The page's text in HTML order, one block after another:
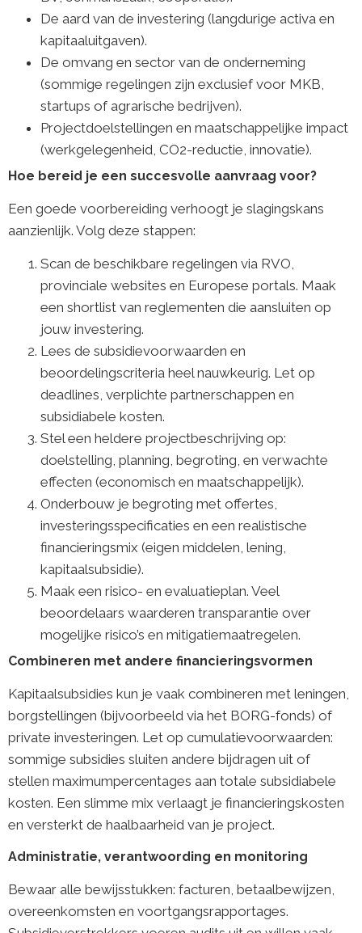
De aard van de investering (langdurige activa en
kapitaaluitgaven).
De omvang en sector van de onderneming
(sommige regelingen zijn exclusief voor MKB,
startups of agrarische bedrijven).
Projectdoelstellingen en maatschappelijke impact
(werkgelegenheid, CO2-reductie, innovatie).
Hoe bereid je een succesvolle aanvraag voor?
Een goede voorbereiding verhoogt je slagingskans
aanzienlijk. Volg deze stappen:
Scan de beschikbare regelingen via RVO,
provinciale websites en Europese portals. Maak
een shortlist van reglementen die aansluiten op
jouw investering.
Lees de subsidievoorwaarden en
beoordelingscriteria heel nauwkeurig. Let op
deadlines, verplichte partnerschappen en
subsidiabele kosten.
Stel een heldere projectbeschrijving op:
doelstelling, planning, begroting, en verwachte
effecten (economisch en maatschappelijk).
Onderbouw je begroting met offertes,
investeringsspecificaties en een realistische
financieringsmix (eigen middelen, lening,
kapitaalsubsidie).
Maak een risico- en evaluatieplan. Veel
beoordelaars waarderen transparantie over
mogelijke risico’s en mitigatiemaatregelen.
Combineren met andere financieringsvormen
Kapitaalsubsidies kun je vaak combineren met leningen,
borgstellingen (bijvoorbeeld via het BORG-fonds) of
private investeringen. Let op cumulatievoorwaarden:
sommige subsidies sluiten andere bijdragen uit of
stellen maximumpercentages aan totale subsidiabele
kosten. Een slimme mix verlaagt je financieringskosten
en versterkt de haalbaarheid van je project.
Administratie, verantwoording en monitoring
Bewaar alle bewijsstukken: facturen, betaalbewijzen,
overeenkomsten en voortgangsrapportages.